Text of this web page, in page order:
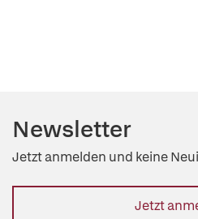
Newsletter
Jetzt anmelden und keine
Jetzt